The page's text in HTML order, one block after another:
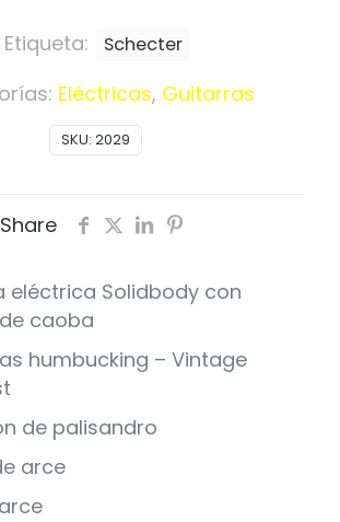
SKU: 2029
Eléctricas, Guitarras
Etiqueta: Schecter
Share
eléctrica Solidbody con
caoba
humbucking – Vintage
de palisandro
arce